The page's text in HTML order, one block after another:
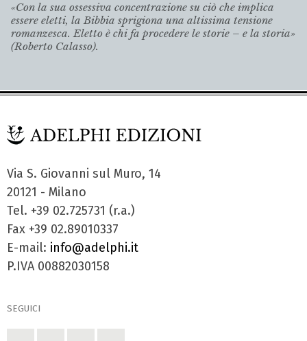
«Con la sua ossessiva concentrazione su ciò che implica
essere eletti, la Bibbia sprigiona una altissima tensione
romanzesca. Eletto è chi fa procedere le storie – e la storia»
(Roberto Calasso).
Via S. Giovanni sul Muro, 14
20121 - Milano
Tel. +39 02.725731 (r.a.)
Fax +39 02.89010337
E-mail: info@adelphi.it
P.IVA 00882030158
SEGUICI